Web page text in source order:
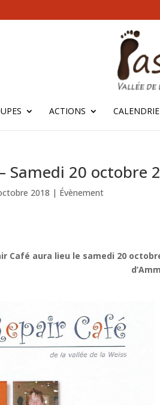
ACTIONS
Samedi 20 octobre
2018 | Évènement
Café aura lieu le samedi 20